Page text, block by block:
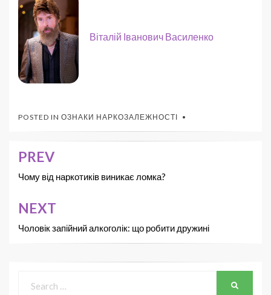
Віталій Іванович Василенко
POSTED IN ОЗНАКИ НАРКОЗАЛЕЖНОСТІ
PREV
Чому від наркотиків виникає ломка?
NEXT
Чоловік запійний алкоголік: що робити дружині